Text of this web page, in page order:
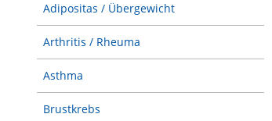
Adipositas / Übergewicht
Arthritis / Rheuma
Asthma
Brustkrebs